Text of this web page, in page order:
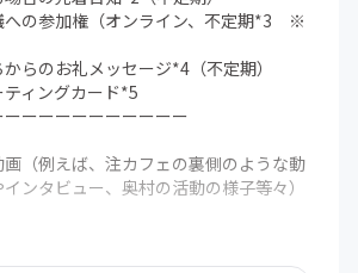
の参加権（オンライン、不定期*3 ※
らのお礼メッセージ*4（不定期）
ィングカード*5
ーーーーーーーーーー
（例えば、注カフェの裏側のような動
ンタビュー、奥村の活動の様子等々）